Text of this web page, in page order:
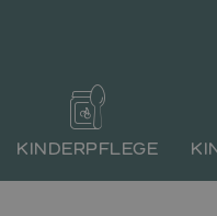
KINDERPFLEGE